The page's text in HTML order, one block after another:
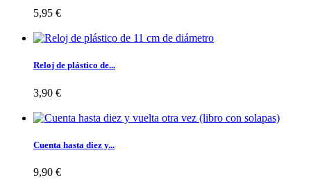
5,95 €
Reloj de plástico de...
3,90 €
Cuenta hasta diez y...
9,90 €